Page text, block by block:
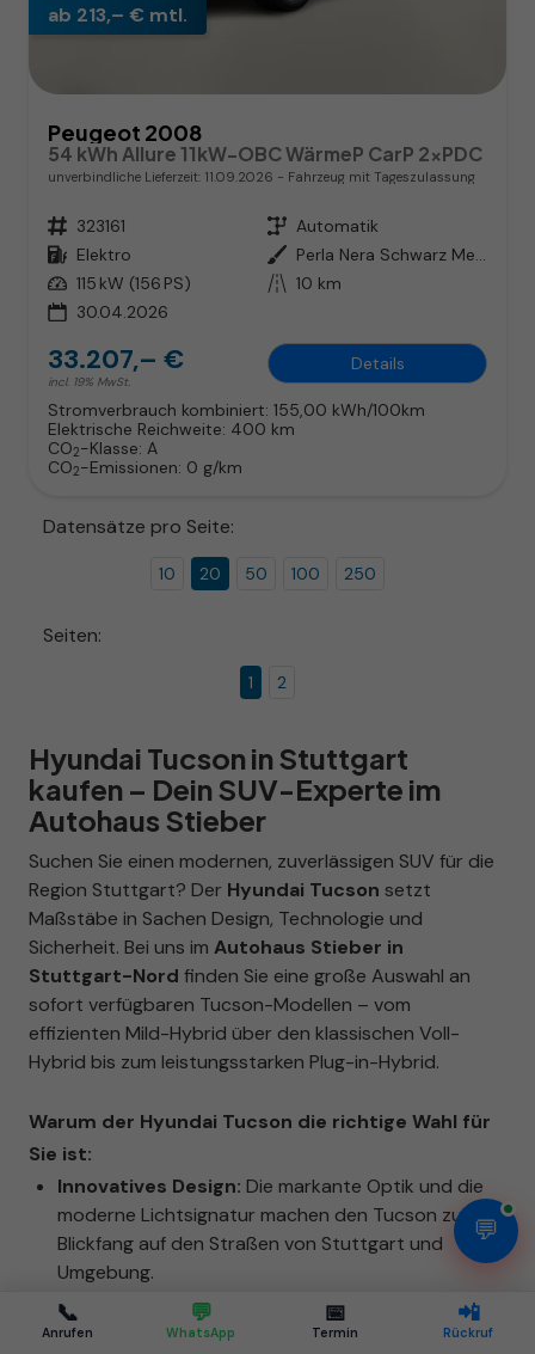
ab 213,– € mtl.
Peugeot 2008
54 kWh Allure 11kW-OBC WärmeP CarP 2xPDC
unverbindliche Lieferzeit: 11.09.2026 Fahrzeug mit Tageszulassung
Fahrzeugnr. 323161 Getriebe Automatik
Kraftstoff Elektro Außenfarbe
Perla Nera Schwarz Metallic
Leistung 115 kW (156 PS) Kilometerstand 10 km
30.04.2026
33.207,– €
incl. 19% MwSt.
Details
Stromverbrauch kombiniert: 155,00 kWh/100km
Elektrische Reichweite: 400 km
CO2-Klasse: A
CO2-Emissionen: 0 g/km
Datensätze pro Seite:
10 20 50 100 250
Seiten:
1 2
Hyundai Tucson in Stuttgart
kaufen – Dein SUV-Experte im
Autohaus Stieber
Suchen Sie einen modernen, zuverlässigen SUV für die
Region Stuttgart? Der Hyundai Tucson setzt
Maßstäbe in Sachen Design, Technologie und
Sicherheit. Bei uns im Autohaus Stieber in
Stuttgart-Nord finden Sie eine große Auswahl an
sofort verfügbaren Tucson-Modellen – vom
effizienten Mild-Hybrid über den klassischen Voll-
Hybrid bis zum leistungsstarken Plug-in-Hybrid.
Warum der Hyundai Tucson die richtige Wahl für
Sie ist:
Innovatives Design: Die markante Optik und die
moderne Lichtsignatur machen den Tucson zum
Blickfang auf den Straßen von Stuttgart und
Umgebung.
Modernste Antriebstechnik:Wählen Sie
📞
Anrufen
💬
WhatsApp
📅
Termin
📲
Rückruf
💬